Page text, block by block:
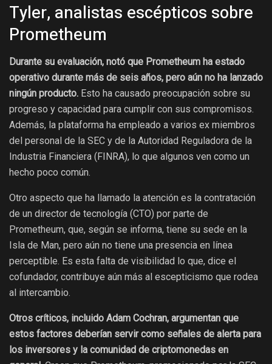
Tyler, analistas escépticos sobre
Prometheum
Durante su evaluación, notó que Prometheum ha estado
operativo durante más de seis años, pero aún no ha lanzado
ningún producto. Esto ha causado preocupación sobre su
progreso y capacidad para cumplir con sus compromisos.
Además, la plataforma ha empleado a varios ex miembros
del personal de la SEC y de la Autoridad Reguladora de la
Industria Financiera (FINRA), lo que algunos ven como un
hecho poco común.
Otro aspecto que ha llamado la atención es la contratación
de un director de tecnología (CTO) por parte de
Prometheum, que, según se informa, tiene su sede en la
Isla de Man, pero aún no tiene una presencia en línea
perceptible. Es esta falta de visibilidad lo que, dice el
cofundador, contribuye aún más al escepticismo que rodea
al intercambio.
Otros críticos, incluido Adam Cochran, argumentan que
estos factores deberían servir como señales de alerta para
los inversores y la comunidad de criptomonedas en